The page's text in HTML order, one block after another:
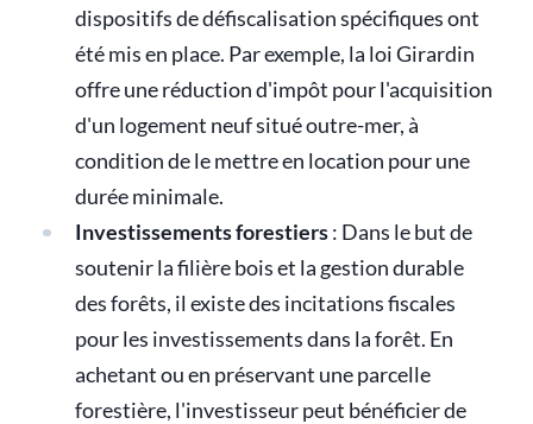
dispositifs de défiscalisation spécifiques ont
été mis en place. Par exemple, la loi Girardin
offre une réduction d'impôt pour l'acquisition
d'un logement neuf situé outre-mer, à
condition de le mettre en location pour une
durée minimale.
Investissements forestiers: Dans le but de
soutenir la filière bois et la gestion durable
des forêts, il existe des incitations fiscales
pour les investissements dans la forêt. En
achetant ou en préservant une parcelle
forestière, l'investisseur peut bénéficier de